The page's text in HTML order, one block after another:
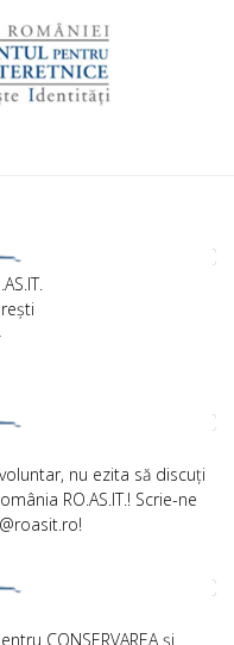
nu ezita să discuți
RO.AS.IT.! Scrie-ne
CONSERVAREA și